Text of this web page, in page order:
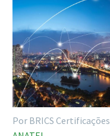
Por BRICS Certificações